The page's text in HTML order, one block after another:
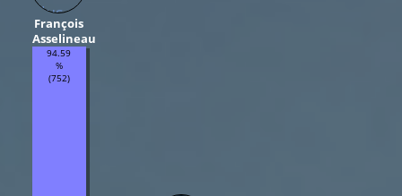
François
Asselineau
94.59
%
(752)